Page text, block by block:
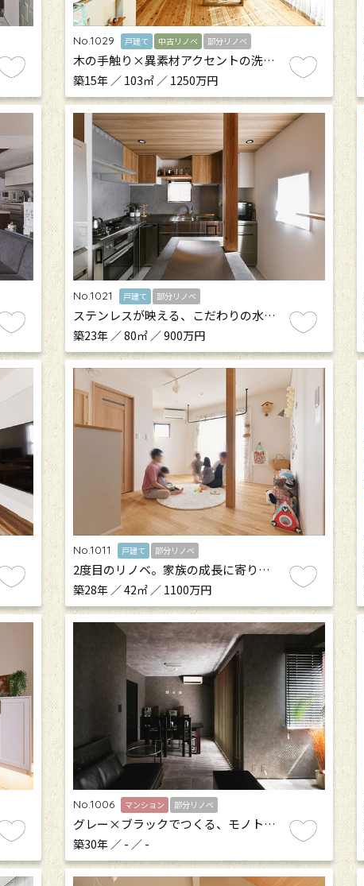
No.1029 戸建て 中古リノベ 部分リノベ
木の手触り×異素材アクセントの洗…
築15年 ／ 103㎡ ／ 1250万円
No.1021 戸建て 部分リノベ
ステンレスが映える、こだわりの水…
築23年 ／ 80㎡ ／ 900万円
No.1011 戸建て 部分リノベ
2度目のリノベ。家族の成長に寄り…
築28年 ／ 42㎡ ／ 1100万円
No.1006 マンション 部分リノベ
グレー×ブラックでつくる、モノト…
築30年 ／ - ／ -